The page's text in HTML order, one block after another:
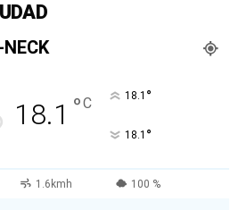
18.1 °C 18.1 °
18.1 °
1.6kmh 100 %